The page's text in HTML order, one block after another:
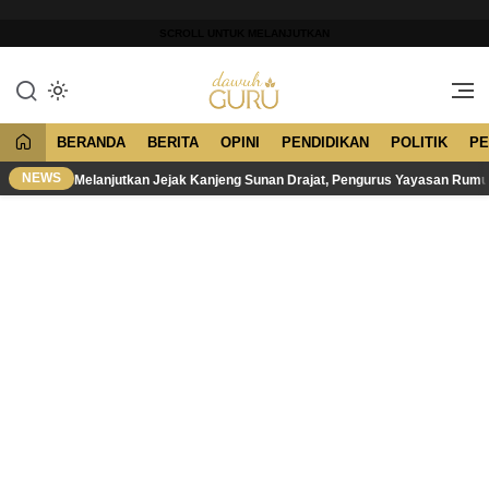
konten
Dawuh Guru
Merawat Tradisi, Membangun
BERANDA BERITA OPINI PENDIDIKAN POLITIK
NEWS Melanjutkan Jejak Kanjeng Sunan Drajat, Pengurus Yayasan